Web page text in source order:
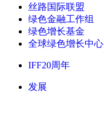
丝路国际联盟
绿色金融工作组
绿色增长基金
全球绿色增长中心
IFF20周年
发展